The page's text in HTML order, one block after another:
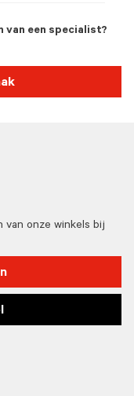
van een specialist?
van onze winkels bij